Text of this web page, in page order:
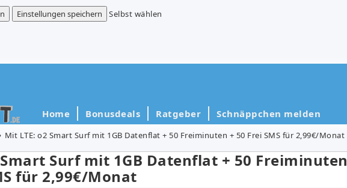
Einstellungen speichern
Selbst wählen
Home Bonusdeals Ratgeber Schnäppchen melden
Mit LTE: o2 Smart Surf mit 1GB Datenflat + 50 Freiminuten + 50 Frei SMS für 2,99€/Monat
Surf mit 1GB Datenflat + 50 Freiminuten
für 2,99€/Monat